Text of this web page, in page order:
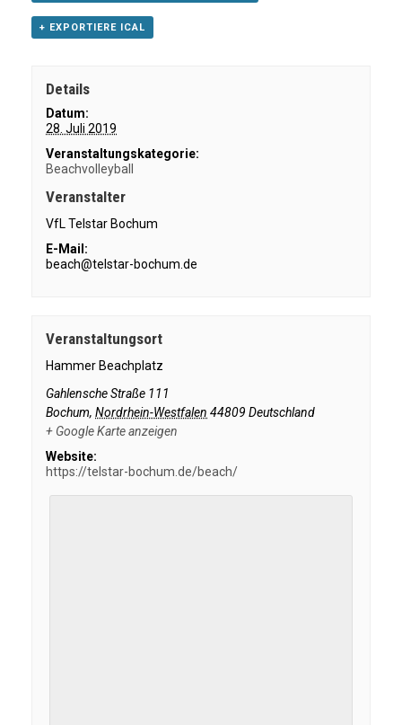
+ EXPORTIERE ICAL
Details
Datum:
28. Juli 2019
Veranstaltungskategorie:
Beachvolleyball
Veranstalter
VfL Telstar Bochum
E-Mail:
beach@telstar-bochum.de
Veranstaltungsort
Hammer Beachplatz
Gahlensche Straße 111
Bochum, Nordrhein-Westfalen 44809 Deutschland
+ Google Karte anzeigen
Website:
https://telstar-bochum.de/beach/